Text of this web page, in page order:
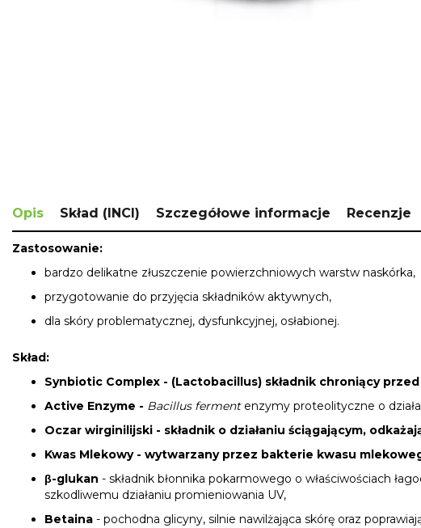
Opis Skład (INCI) Szczegółowe informacje Recenzje
Zastosowanie:
bardzo delikatne złuszczenie powierzchniowych warstw naskórka,
przygotowanie do przyjęcia składników aktywnych,
dla skóry problematycznej, dysfunkcyjnej, osłabionej.
Skład:
Synbiotic Complex - (Lactobacillus) składnik chroniący
Active Enzyme - Bacillus ferment enzymy proteolityczne o
Oczar wirginilijski - składnik o działaniu ściągającym,
Kwas Mlekowy - wytwarzany przez bakterie kwasu
β-glukan - składnik błonnika pokarmowego o właściwościach
szkodliwemu działaniu promieniowania UV,
Betaina - pochodna glicyny, silnie nawilżająca skórę oraz